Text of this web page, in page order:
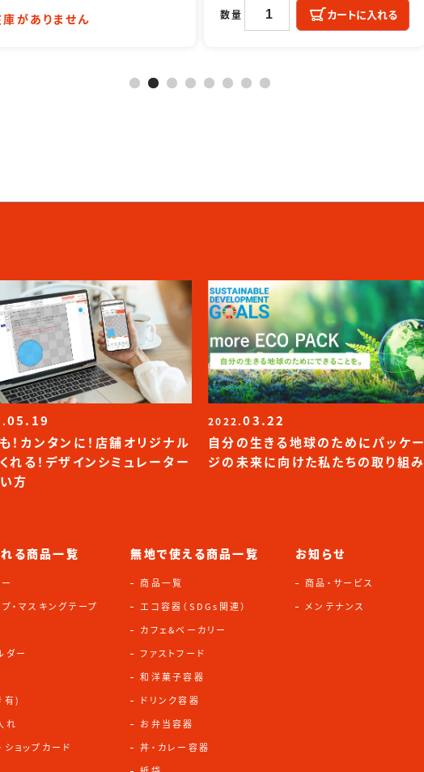
がありません 数量 カートに入れる
05.19
！カンタンに！店舗オリジナル
れる！デザインシミュレーター
方
2022.03.22
自分の生きる地球のためにパッケー
ジの未来に向けた私たちの取り組み
る商品一覧
・マスキングテープ
ダー
有)
れ
ョップカード
無地で使える商品一覧
商品一覧
エコ容器（SDGs関連）
カフェ&ベーカリー
ファストフード
和洋菓子容器
ドリンク容器
お弁当容器
丼・カレー容器
お知らせ
商品・サービス
メンテナンス